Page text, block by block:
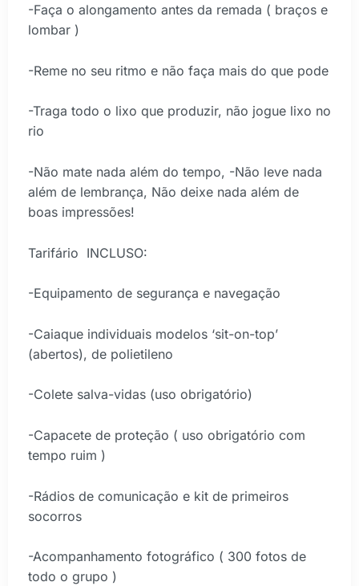
-Faça o alongamento antes da remada ( braços e
lombar )
-Reme no seu ritmo e não faça mais do que pode
-Traga todo o lixo que produzir, não jogue lixo no
rio
-Não mate nada além do tempo, -Não leve nada
além de lembrança, Não deixe nada além de
boas impressões!
Tarifário INCLUSO:
-Equipamento de segurança e navegação
-Caiaque individuais modelos ‘sit-on-top’
(abertos), de polietileno
-Colete salva-vidas (uso obrigatório)
-Capacete de proteção ( uso obrigatório com
tempo ruim )
-Rádios de comunicação e kit de primeiros
socorros
-Acompanhamento fotográfico ( 300 fotos de
todo o grupo )